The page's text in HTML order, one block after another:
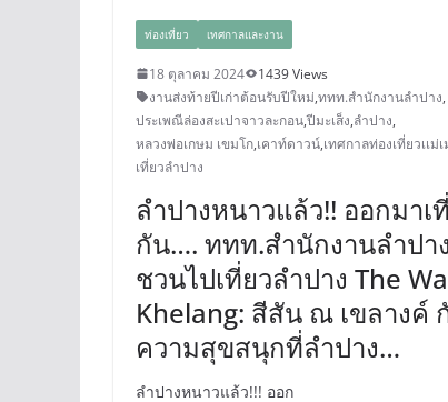
ท่องเที่ยว เทศกาลและงาน
18 ตุลาคม 2024
1439 Views
งานส่งท้ายปีเก่าต้อนรับปีใหม่,ททท.สำนักงานลำปาง,
ประเพณีล่องสะเปาจาวละกอน,ปีมะเส็ง,ลำปาง,
หลวงพ่อเกษม เขมโก,เคาท์ดาวน์,เทศกาลท่องเที่ยวเเม่เ
เที่ยวลำปาง
ลำปางหนาวแล้ว!! ออกมาเ
กัน…. ททท.สำนักงานลำปาง
ชวนไปเที่ยวลำปาง The
Khelang: สีสัน ณ เขลางค์
ความสุขสนุกที่ลำปาง…
ลำปางหนาวแล้ว!!! ออก